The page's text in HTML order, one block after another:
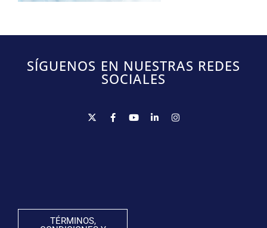
SÍGUENOS EN NUESTRAS REDES
SOCIALES
TÉRMINOS,